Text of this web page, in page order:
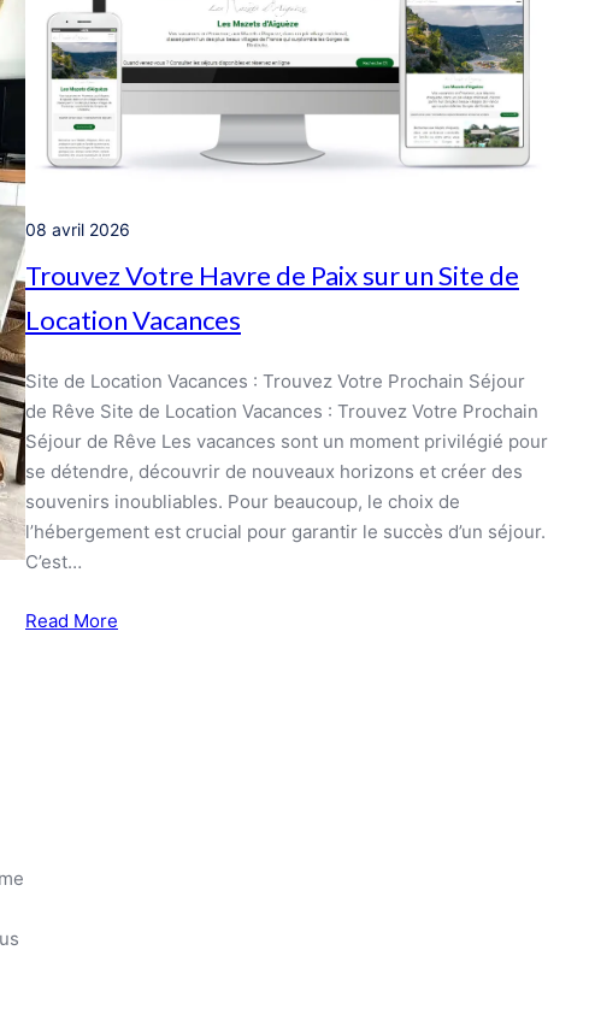
08 avril 2026
Trouvez Votre Havre de Paix sur un Site de
Location Vacances
Site de Location Vacances : Trouvez Votre Prochain Séjour
de Rêve Site de Location Vacances : Trouvez Votre Prochain
Séjour de Rêve Les vacances sont un moment privilégié pour
se détendre, découvrir de nouveaux horizons et créer des
souvenirs inoubliables. Pour beaucoup, le choix de
l’hébergement est crucial pour garantir le succès d’un séjour.
C’est…
Read More